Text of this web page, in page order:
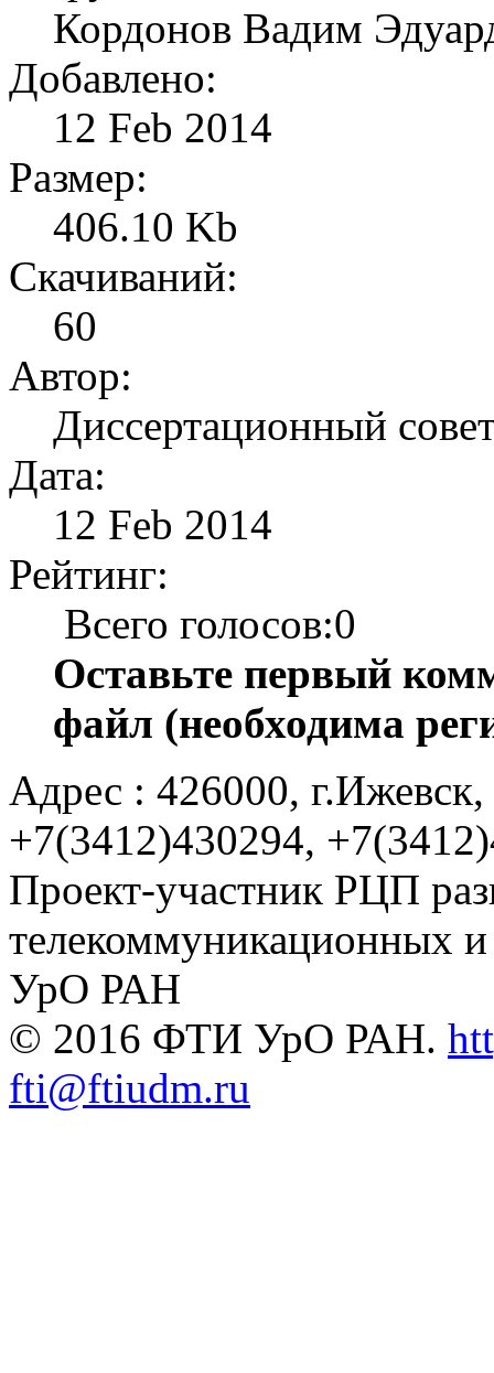
Кордонов Вадим
Добавлено:
12 Feb 2014
Размер:
406.10 Kb
Скачиваний:
60
Автор:
Диссертационный
Дата:
12 Feb 2014
Рейтинг:
Всего голосов:0
Оставьте первый
файл (необходима
Адрес : 426000,
+7(3412)430294,
Проект-участник РЦП
телекоммуникационных
УрО РАН
© 2016 ФТИ УрО РАН.
fti@ftiudm.ru